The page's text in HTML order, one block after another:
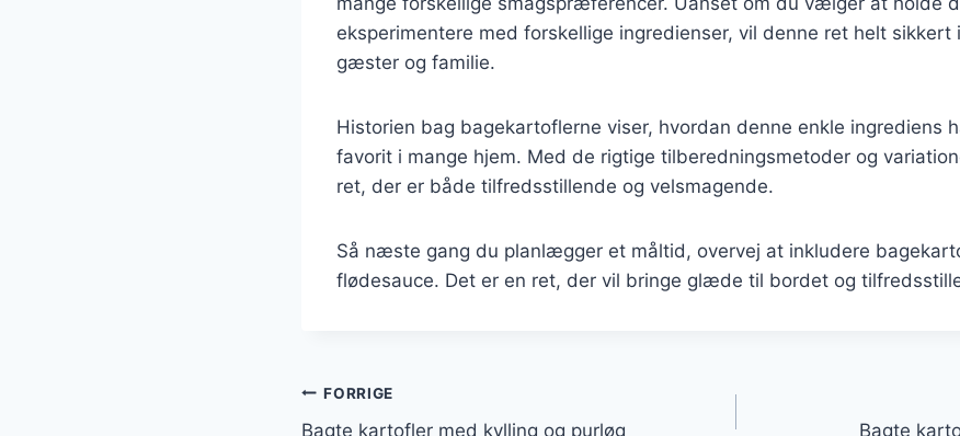
eksperimentere med forskellige ingredienser, vil denne ret helt sikkert
gæster og familie.
Historien bag bagekartoflerne viser, hvordan denne enkle ingrediens
favorit i mange hjem. Med de rigtige tilberedningsmetoder og
ret, der er både tilfredsstillende og velsmagende.
Så næste gang du planlægger et måltid, overvej at inkludere
flødesauce. Det er en ret, der vil bringe glæde til bordet og
Indlægsnavigation
FORRIGE
Bagte kartofler med kylling og purløg Bagte